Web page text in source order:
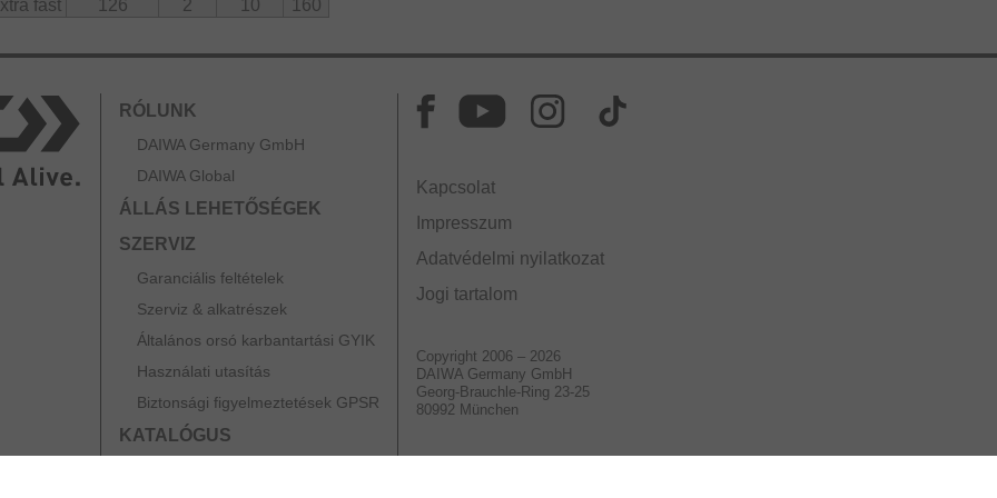
fast 126 2 10 160
RÓLUNK
DAIWA Germany GmbH
DAIWA Global
ÁLLÁS LEHETŐSÉGEK
SZERVIZ
Garanciális feltételek
Szerviz & alkatrészek
Általános orsó karbantartási GYIK
Használati utasítás
Biztonsági figyelmeztetések GPSR
KATALÓGUS
Kapcsolat
Impresszum
Adatvédelmi nyilatkozat
Jogi tartalom
Copyright 2006 – 2026
DAIWA Germany GmbH
Georg-Brauchle-Ring 23-25
80992 München